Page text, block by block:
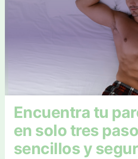
Encuentra tu
en solo tres
sencillos y